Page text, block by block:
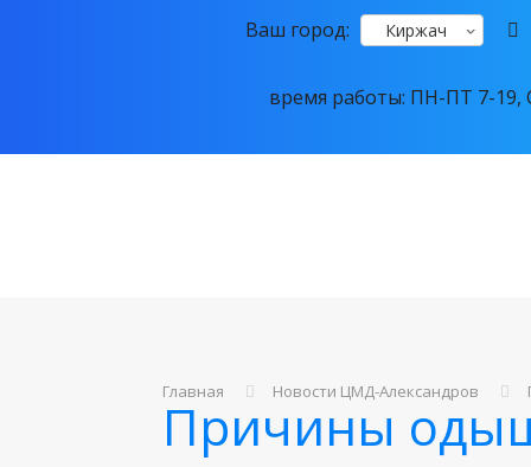
Ваш город: Киржач
время работы: ПН-ПТ 7-19,
Главная Новости ЦМД-Александров
Причины